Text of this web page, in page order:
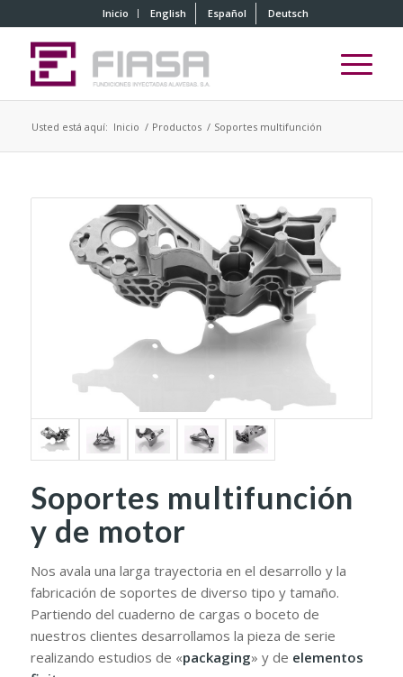
Inicio English Español Deutsch
Usted está aquí: Inicio / Productos / Soportes multifunción
Soportes multifunción
y de motor
Nos avala una larga trayectoria en el desarrollo y la
fabricación de soportes de diverso tipo y tamaño.
Partiendo del cuaderno de cargas o boceto de
nuestros clientes desarrollamos la pieza de serie
realizando estudios de «packaging» y de elementos